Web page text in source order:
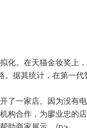
化。在天猫金妆奖上
。据其统计，在第一
了一家店。因为没有
构合作，为廖业忠的